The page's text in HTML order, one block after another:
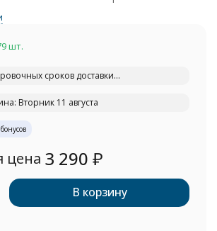
шт.
сроков доставки...
Вторник 11 августа
бонусов
цена 3 290 ₽
В корзину